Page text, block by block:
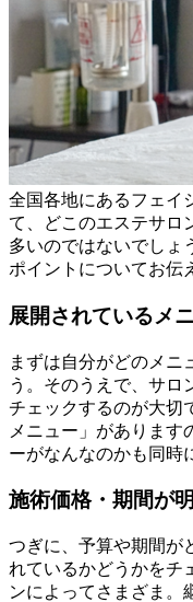
全国各地にあるフェイ
て、どこのエステサロ
多いのではないでしょ
ポイントについてお伝
展開されているメ
まずは自分がどのメニ
う。そのうえで、サロ
チェックするのが大切
メニュー」があります
ーがなんなのかも同時
施術価格・期間が
つぎに、予算や期間が
れているかどうかをチ
ンによってさまざま。